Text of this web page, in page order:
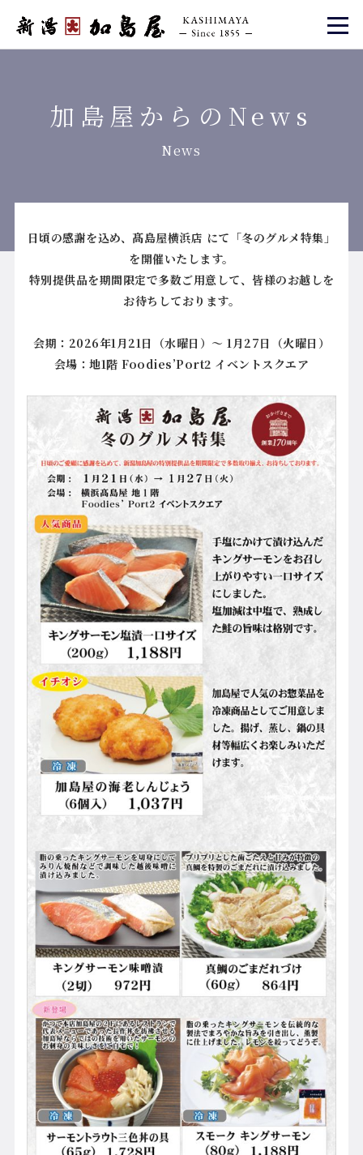
加島屋からのNews
News
日頃の感謝を込め、髙島屋横浜店 にて「冬のグルメ特集」
を開催いたします。
特別提供品を期間限定で多数ご用意して、皆様のお越しを
お待ちしております。
会期：2026年1月21日（水曜日）～ 1月27日（火曜日）
会場：地1階 Foodies’Port2 イベントスクエア